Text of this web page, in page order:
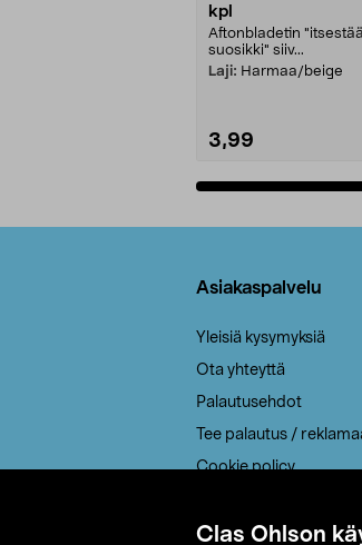
Clas Ohlson
kpl
Aftonbladetin
suosikki" siiv...
Laji: Harmaa/beige
3,99
Asiakaspalvelu
Yleisiä kysymyksiä
Ota yhteyttä
Palautusehdot
Tee palautus /
Cookie policy
Saavutettavuus